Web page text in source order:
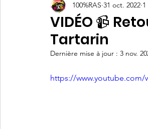
🚗 Le Raid 🐪 Les
🤝 Partenariat 🚙 Participants
VIDÉO 📹
Tartarin
100%RAS 31 oct. 2022
Dernière mise à jour : 3 nov.
https://www.youtube.com/